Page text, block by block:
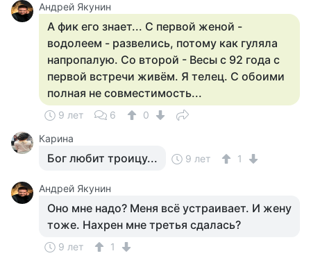
Андрей Якунин
А фик его знает... С первой женой -
водолеем - развелись, потому как гуляла
напропалую. Со второй - Весы с 92 года с
первой встречи живём. Я телец. С обоими
полная не совместимость...
9 лет 6
0
Карина
Бог любит троицу... 9 лет 1
Андрей Якунин
Оно мне надо? Меня всё устраивает. И жену
тоже. Нахрен мне третья сдалась?
9 лет
1